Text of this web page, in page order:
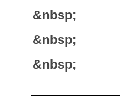
&nbsp;
&nbsp;
&nbsp;